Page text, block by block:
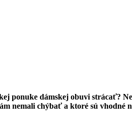
ponuke dámskej obuvi strácať?
nemali chýbať a ktoré sú vhodné